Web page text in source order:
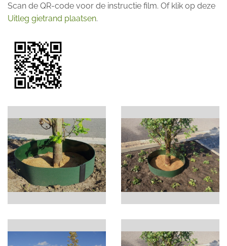
Scan de QR-code voor de instructie film. Of klik op deze
Uitleg gietrand plaatsen.